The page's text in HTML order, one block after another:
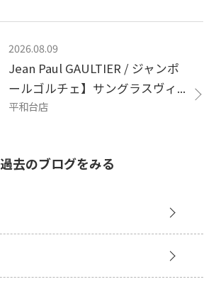
2026.08.09
Jean Paul GAULTIER / ジャンポ
ールゴルチェ】サングラスヴィ...
平和台店
過去のブログをみる